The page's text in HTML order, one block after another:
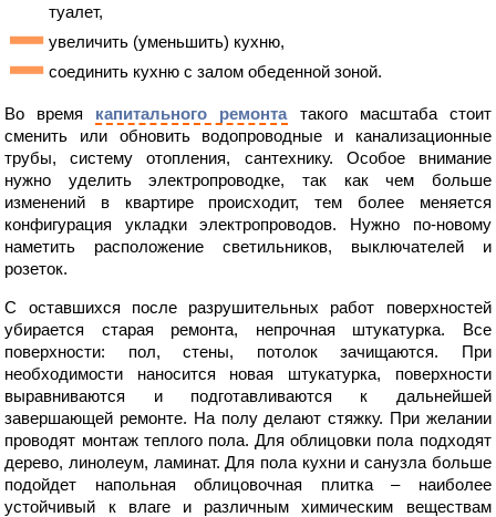
туалет,
увеличить (уменьшить) кухню,
соединить кухню с залом обеденной зоной.
Во время капитального ремонтатакого масштаба стоит
сменить или обновить водопроводные и канализационные
трубы, систему отопления, сантехнику. Особое внимание
нужно уделить электропроводке, так как чем больше
изменений в квартире происходит, тем более меняется
конфигурация укладки электропроводов. Нужно по-новому
наметить расположение светильников, выключателей и
розеток.
С оставшихся после разрушительных работ поверхностей
убирается старая ремонта, непрочная штукатурка. Все
поверхности: пол, стены, потолок зачищаются. При
необходимости наносится новая штукатурка, поверхности
выравниваются и подготавливаются к дальнейшей
завершающей ремонте. На полу делают стяжку. При желании
проводят монтаж теплого пола. Для облицовки пола подходят
дерево, линолеум, ламинат. Для пола кухни и санузла больше
подойдет напольная облицовочная плитка – наиболее
устойчивый к влаге и различным химическим веществам